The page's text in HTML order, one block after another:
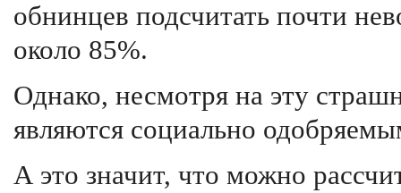
обнинцев подсчитать почти
около 85%.
Однако, несмотря на эту
являются социально
А это значит, что можно